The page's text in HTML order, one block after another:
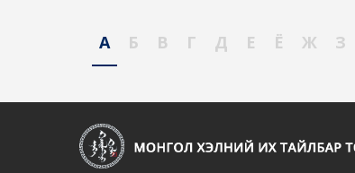
А Б В Г Д Е Ё Ж З